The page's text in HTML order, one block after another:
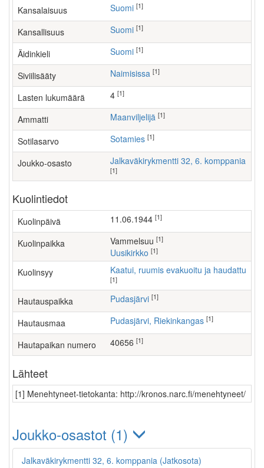
Kansalaisuus Suomi [1]
Kansallisuus Suomi [1]
Äidinkieli Suomi [1]
Siviilisääty Naimisissa [1]
Lasten lukumäärä [1]
Ammatti maanviljelijä [1]
Sotilasarvo Sotamies [1]
Joukko-osasto Jalkaväkirykmentti 32, 6. komppania
[1]
Kuolintiedot
Kuolinpäivä 11.06.1944 [1]
Kuolinpaikka Vammelsuu [1]
Uusikirkko [1]
Kuolinsyy Kaatui, ruumis evakuoitu ja haudattu
[1]
Hautauspaikka Pudasjärvi [1]
Hautausmaa Pudasjärvi, Riekinkangas [1]
Hautapaikan numero 40656 [1]
Lähteet
[1] Menehtyneet-tietokanta: http://kronos.narc.fi/menehtyneet/
Joukko-osastot (1)
Jalkaväkirykmentti 32, 6. komppania (Jatkosota)